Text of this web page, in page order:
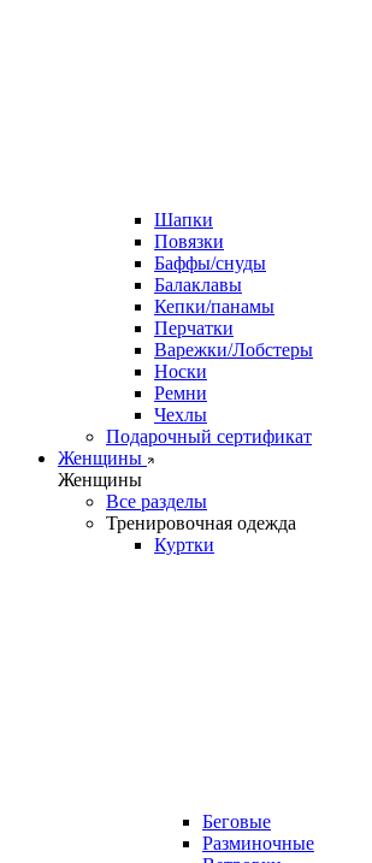
Шапки
Повязки
Баффы/снуды
Балаклавы
Кепки/панамы
Перчатки
Варежки/Лобстеры
Носки
Ремни
Чехлы
Подарочный сертификат
Женщины
Женщины
Все разделы
Тренировочная одежда
Куртки
Беговые
Разминочные